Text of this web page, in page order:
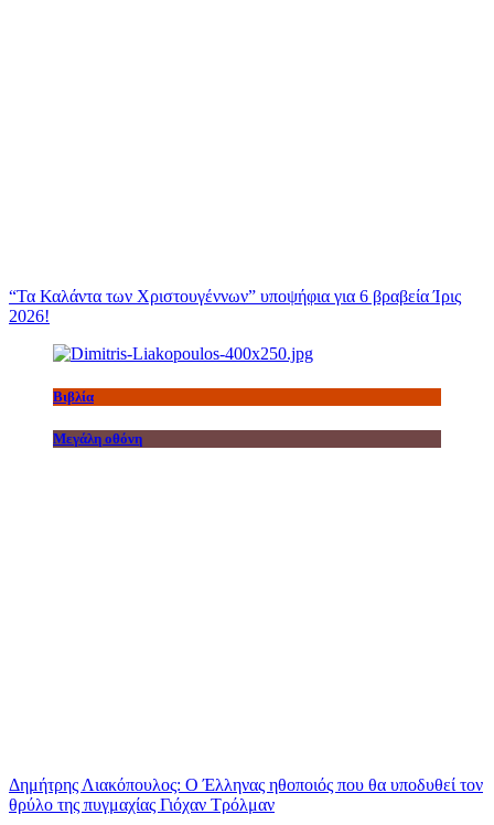
“Τα Καλάντα των Χριστουγέννων” υποψήφια για 6 βραβεία Ίρις
2026!
Βιβλία
Μεγάλη οθόνη
Δημήτρης Λιακόπουλος: Ο Έλληνας ηθοποιός που θα υποδυθεί τον
θρύλο της πυγμαχίας Γιόχαν Τρόλμαν